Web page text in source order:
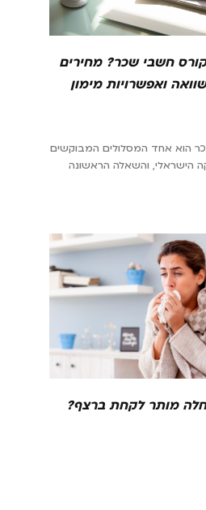
חשבי שכר? מחירים
ואפשרויות מימון
הוא אחד המסלולים המבוקשים
הישראלי, והשאלה הראשונה
מותר לקחת ברצף?